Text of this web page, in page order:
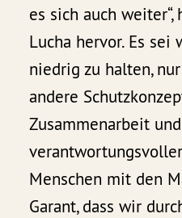
es sich auch
Lucha hervor. Es
niedrig zu halten,
andere
Zusammenarbeit
Menschen mit den
Garant, dass wir